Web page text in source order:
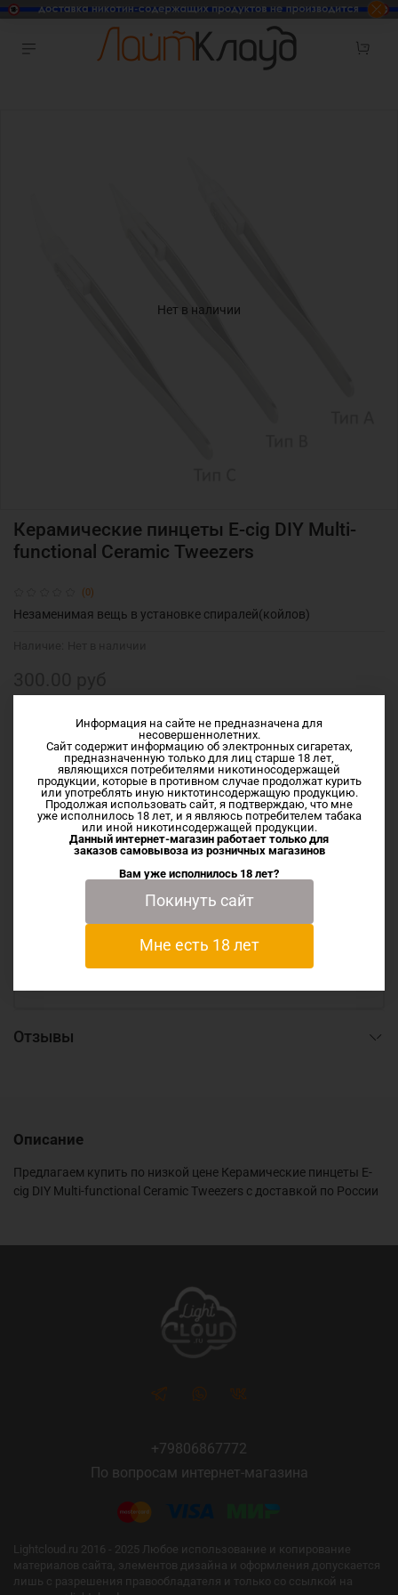
Нет в наличии
(0)
Керамические пинцеты E-cig DIY Multi-
functional Ceramic Tweezers
В избранное
Добавить в сравнение
Незаменимая вещь в установке спиралей(койлов)
пинцеты E-cig DIY Multi-functional Ceramic Tweezers с
доставкой по России
Отзывы
Описание
Предлагаем купить по низкой цене Керамические пинцеты E-
cig DIY Multi-functional Ceramic Tweezers с доставкой по России
+79806867772
По вопросам интернет-магазина
Lightcloud.ru 2016 - 2025 Любое использование и копирование
материалов сайта, элементов дизайна и оформления допускается
лишь с разрешения правообладателя и только со ссылкой на
Информация на сайте не предназначена для
несовершеннолетних.
Сайт содержит информацию об электронных сигаретах,
предназначенную только для лиц старше 18 лет,
являющихся потребителями никотиносодержащей
продукции, которые в противном случае продолжат курить
или употреблять иную никтотинсодержащую продукцию.
Продолжая использовать сайт, я подтверждаю, что мне
уже исполнилось 18 лет, и я являюсь потребителем табака
или иной никотинсодержащей продукции.
Данный интернет-магазин работает только для
заказов самовывоза из розничных магазинов
Вам уже исполнилось 18 лет?
Покинуть сайт
Мне есть 18 лет